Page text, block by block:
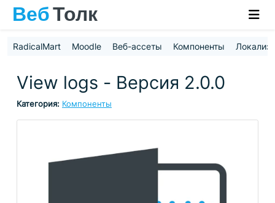
RadicalMart Moodle Веб-ассеты Компоненты
View logs - Версия 2.0.0
Категория: Компоненты